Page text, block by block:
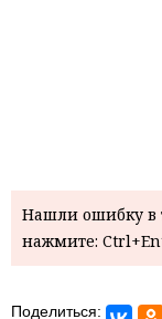
Нашли ошибку в
нажмите:
Поделиться: